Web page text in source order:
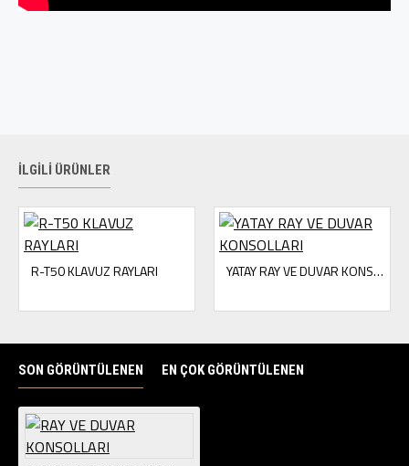
İLGILI ÜRÜNLER
R-T50 KLAVUZ RAYLARI YATAY RAY VE DUVAR KONSOLLARI
SON GÖRÜNTÜLENEN EN ÇOK GÖRÜNTÜLENEN